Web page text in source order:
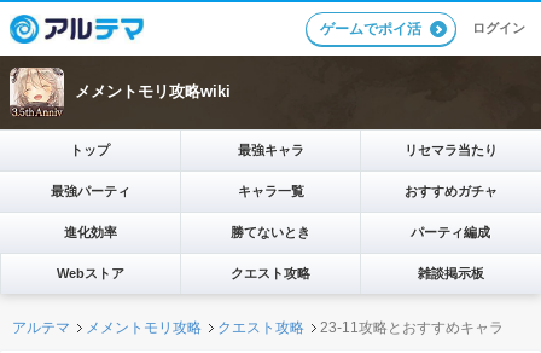
ゲームでポイ活 ログイン
メメントモリ攻略wiki
トップ 最強キャラ リセマラ当たり
最強パーティ キャラ一覧 おすすめガチャ
進化効率 勝てないとき パーティ編成
Webストア クエスト攻略 雑談掲示板
アルテマ メメントモリ攻略 クエスト攻略 23-11攻略とおすすめキャラ